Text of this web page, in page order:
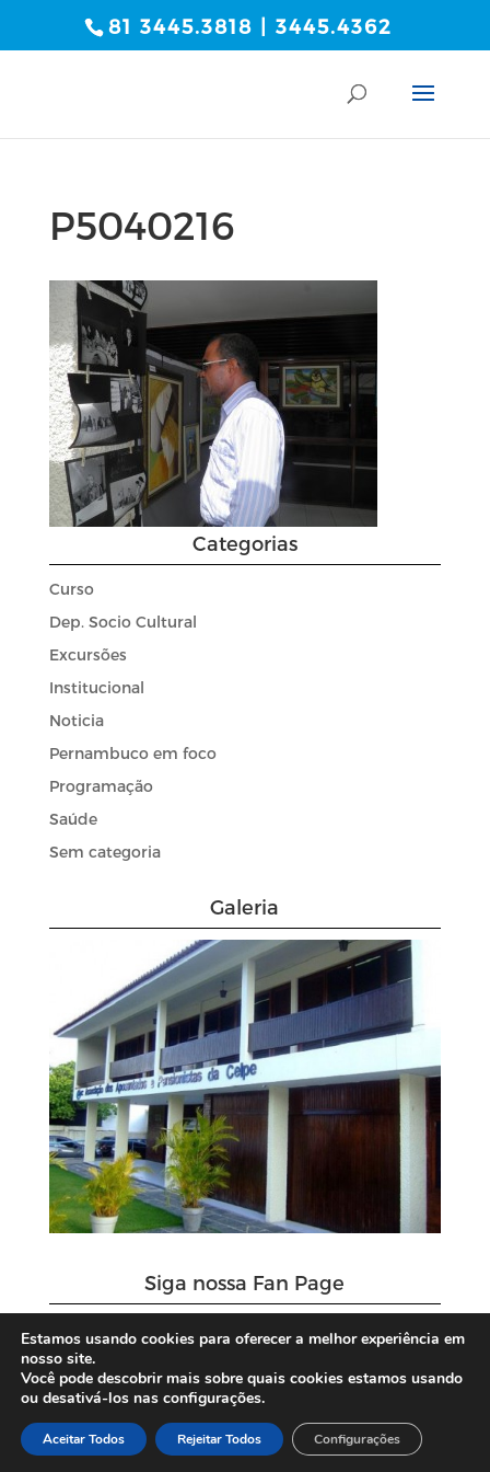
81 3445.3818 | 3445.4362
P5040216
Categorias
Curso
Dep. Socio Cultural
Excursões
Institucional
Noticia
Pernambuco em foco
Programação
Saúde
Sem categoria
Galeria
Siga nossa Fan Page
Estamos usando cookies para oferecer a melhor experiência em
nosso site.
Você pode descobrir mais sobre quais cookies estamos usando
ou desativá-los nas configurações.
Aceitar Todos Rejeitar Todos Configurações